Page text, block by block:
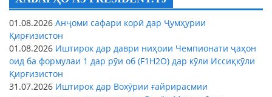
01.08.2026 Анҷоми сафари корӣ дар Ҷумҳурии
Қирғизистон
01.08.2026 Иштирок дар даври ниҳоии Чемпионати ҷаҳон
оид ба формулаи 1 дар рӯи об (F1H2O) дар кӯли Иссиқкӯли
Қирғизистон
31.07.2026 Иштирок дар Вохӯрии ғайрирасмии